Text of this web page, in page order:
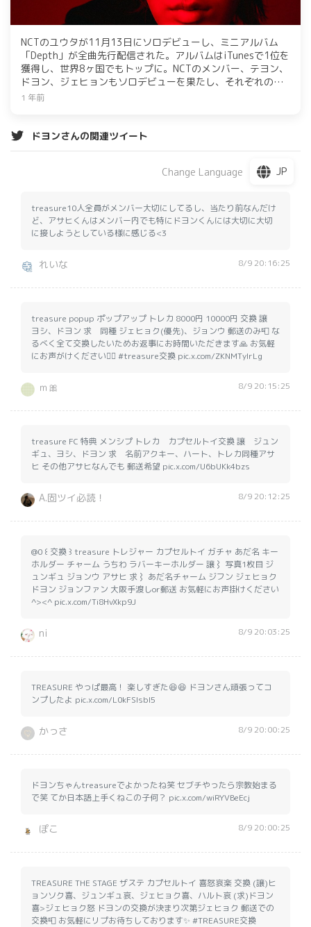
NCTのユウタが11月13日にソロデビューし、ミニアルバム
「Depth」が全曲先行配信された。アルバムはiTunesで1位を
獲得し、世界8ヶ国でもトップに。NCTのメンバー、テヨン、
ドヨン、ジェヒョンもソロデビューを果たし、それぞれの才
能を発揮。ユウタのロックサウンドが琴線に触れ、NCTの多
1 年前
ドヨンさんの関連ツイート
Change Language JP
treasure10人全員がメンバー大切にしてるし、当たり前なんだけ
ど、アサヒくんはメンバー内でも特にドヨンくんには大切に大切
に接しようとしている様に感じる<3
れいな 8/9 20:16:25
treasure popup ポップアップ トレカ 8000円 10000円 交換 譲
ヨシ、ドヨン 求 同種 ジェヒョク(優先)、ジョンウ 郵送のみ📮 な
るべく全て交換したいためお返事にお時間いただきます🙏 お気軽
にお声がけください🙇‍♀️ #treasure交換 pic.x.com/ZKNMTyIrLg
ｍ🎀 8/9 20:15:25
treasure FC 特典 メンシプ トレカ カプセルトイ交換 譲 ジュン
ギュ、ヨシ、ドヨン 求 名前アクキー、ハート、トレカ同種アサ
ヒ その他アサヒなんでも 郵送希望 pic.x.com/U6bUKk4bzs
A.固ツイ必読！ 8/9 20:12:25
@0 ꒰ 交換 ꒱ treasure トレジャー カプセルトイ ガチャ あだ名 キー
ホルダー チャーム うちわ ラバーキーホルダー 譲⌇ 写真1枚目 ジ
ュンギュ ジョンウ アサヒ 求⌇ あだ名チャーム ジフン ジェヒョク
ドヨン ジョンファン 大阪手渡しor郵送 お気軽にお声掛けください
^><^ pic.x.com/Ti8HvXkp9J
ni 8/9 20:03:25
TREASURE やっぱ最高！ 楽しすぎた😆😆 ドヨンさん頑張ってコ
ンプしたよ pic.x.com/L0kFSIsbI5
かっさ 8/9 20:00:25
ドヨンちゃんtreasureでよかったね笑 セブチやったら宗教始まる
で笑 てか日本語上手くねこの子何？ pic.x.com/wiRYVBeEcj
ぽこ 8/9 20:00:25
TREASURE THE STAGE ザステ カプセルトイ 喜怒哀楽 交換 (譲)ヒ
ョンソク喜、ジュンギュ哀、ジェヒョク喜、ハルト哀 (求)ドヨン
喜>ジェヒョク怒 ドヨンの交換が決まり次第ジェヒョク 郵送での
交換📮 お気軽にリプお待ちしております✨️ #TREASURE交換